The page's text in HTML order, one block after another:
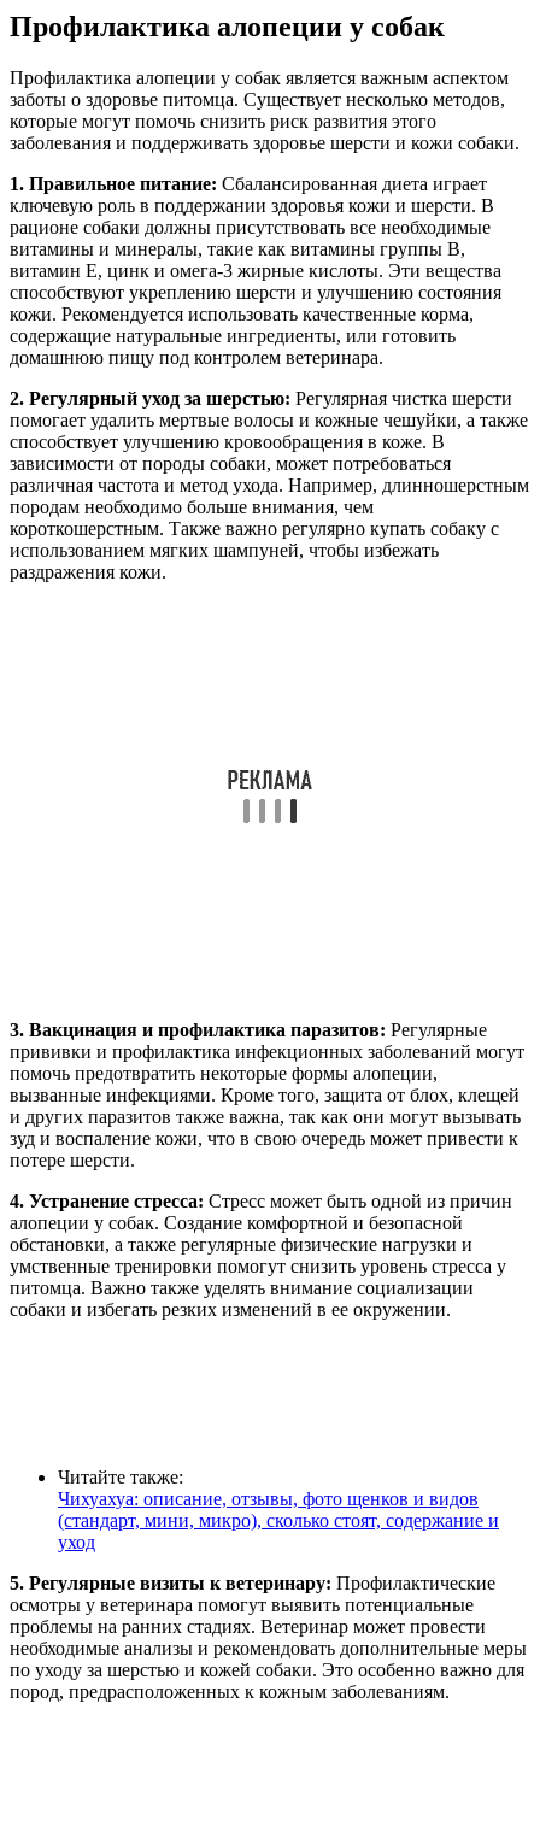
Профилактика алопеции у собак
Профилактика алопеции у собак является важным аспектом
заботы о здоровье питомца. Существует несколько методов,
которые могут помочь снизить риск развития этого
заболевания и поддерживать здоровье шерсти и кожи собаки.
1. Правильное питание: Сбалансированная диета играет
ключевую роль в поддержании здоровья кожи и шерсти. В
рационе собаки должны присутствовать все необходимые
витамины и минералы, такие как витамины группы B,
витамин E, цинк и омега-3 жирные кислоты. Эти вещества
способствуют укреплению шерсти и улучшению состояния
кожи. Рекомендуется использовать качественные корма,
содержащие натуральные ингредиенты, или готовить
домашнюю пищу под контролем ветеринара.
2. Регулярный уход за шерстью: Регулярная чистка шерсти
помогает удалить мертвые волосы и кожные чешуйки, а также
способствует улучшению кровообращения в коже. В
зависимости от породы собаки, может потребоваться
различная частота и метод ухода. Например, длинношерстным
породам необходимо больше внимания, чем
короткошерстным. Также важно регулярно купать собаку с
использованием мягких шампуней, чтобы избежать
раздражения кожи.
3. Вакцинация и профилактика паразитов: Регулярные
прививки и профилактика инфекционных заболеваний могут
помочь предотвратить некоторые формы алопеции,
вызванные инфекциями. Кроме того, защита от блох, клещей
и других паразитов также важна, так как они могут вызывать
зуд и воспаление кожи, что в свою очередь может привести к
потере шерсти.
4. Устранение стресса: Стресс может быть одной из причин
алопеции у собак. Создание комфортной и безопасной
обстановки, а также регулярные физические нагрузки и
умственные тренировки помогут снизить уровень стресса у
питомца. Важно также уделять внимание социализации
собаки и избегать резких изменений в ее окружении.
Читайте также:
Чихуахуа: описание, отзывы, фото щенков и видов
(стандарт, мини, микро), сколько стоят, содержание и
уход
5. Регулярные визиты к ветеринару: Профилактические
осмотры у ветеринара помогут выявить потенциальные
проблемы на ранних стадиях. Ветеринар может провести
необходимые анализы и рекомендовать дополнительные меры
по уходу за шерстью и кожей собаки. Это особенно важно для
пород, предрасположенных к кожным заболеваниям.